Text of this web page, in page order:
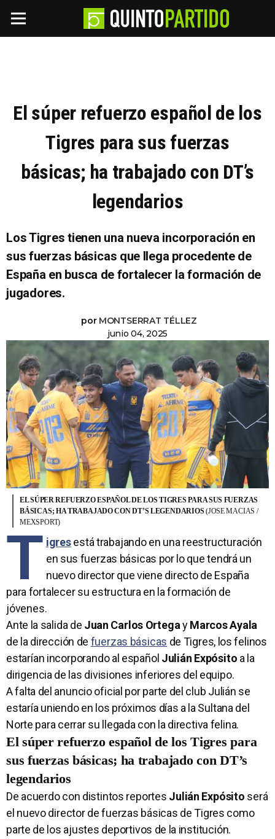
El súper refuerzo español de los
Tigres para sus fuerzas
básicas; ha trabajado con DT’s
legendarios
Los Tigres tienen una nueva incorporación en
sus fuerzas básicas que llega procedente de
España en busca de fortalecer la formación de
jugadores.
por MONTSERRAT TÉLLEZ
junio 04, 2025
EL SÚPER REFUERZO ESPAÑOL DE LOS TIGRES PARA SUS FUERZAS
BÁSICAS; HA TRABAJADO CON DT’S LEGENDARIOS(JOSE MACIAS /
MEXSPORT)
T igresestá trabajando en una reestructuración
en sus fuerzas básicas por lo que tendrá un
nuevo director que viene directo de España
para fortalecer su estructura en la formación de
jóvenes.
Ante la salida de Juan Carlos OrtegayMarcos Ayala
de la dirección de fuerzas básicas de Tigres, los felinos
estarían incorporando al español Julián Expósito a la
dirigencia de las divisiones inferiores del equipo.
A falta del anuncio oficial por parte del club Julián se
estaría uniendo en los próximos días a la Sultana del
Norte para cerrar su llegada con la directiva felina.
El súper refuerzo español de los Tigres para
sus fuerzas básicas; ha trabajado con DT’s
legendarios
De acuerdo con distintos reportes Julián Expósito será
el nuevo director de fuerzas básicas de Tigres como
parte de los ajustes deportivos de la institución.